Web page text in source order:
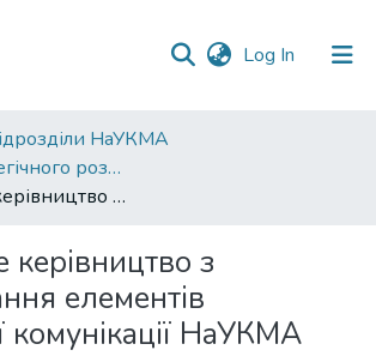
Log In (current)
НаУКМА
Відділ стратегічного розвитку
Скорочене керівництво з використання елементів візуальної комунікації НаУКМА
керівництво з
елементів
комунікації НаУКМА